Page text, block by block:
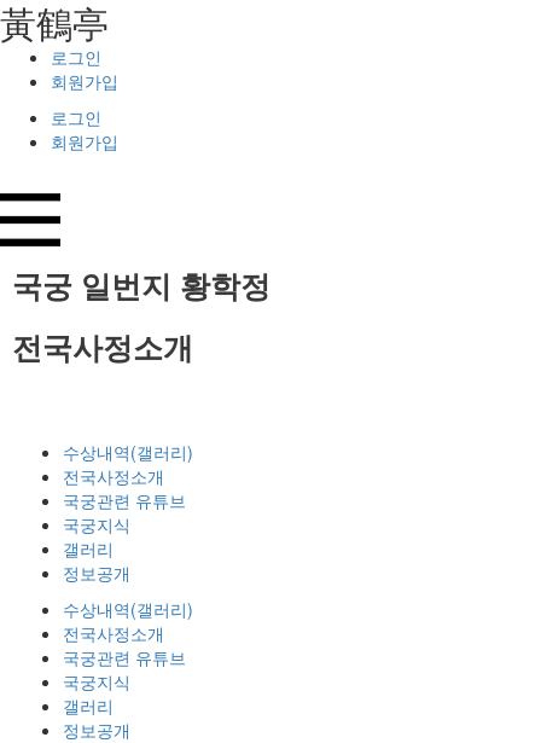
⿈鶴亭
로그인
회원가입
로그인
회원가입
국궁 일번지 황학정
전국사정소개
수상내역(갤러리)
전국사정소개
국궁관련 유튜브
국궁지식
갤러리
정보공개
수상내역(갤러리)
전국사정소개
국궁관련 유튜브
국궁지식
갤러리
정보공개